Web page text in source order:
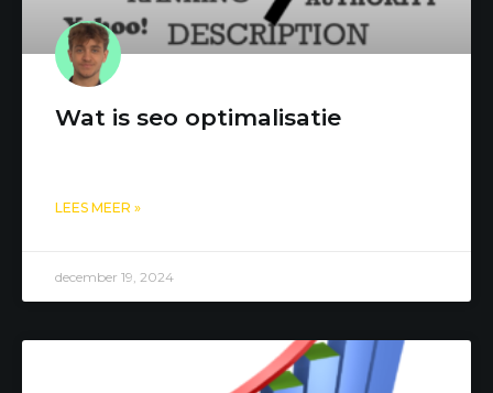
Wat is seo optimalisatie
LEES MEER »
december 19, 2024